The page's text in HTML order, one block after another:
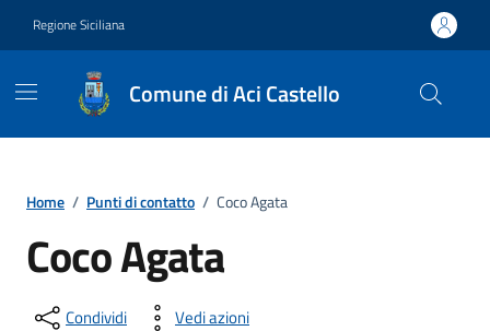
Regione Siciliana
Comune di Aci Castello
Home / Punti di contatto / Coco Agata
Coco Agata
Condividi Vedi azioni